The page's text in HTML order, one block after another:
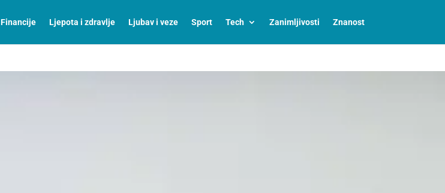
Financije Ljepota i zdravlje Ljubav i veze Sport Tech Zanimljivosti Znanost